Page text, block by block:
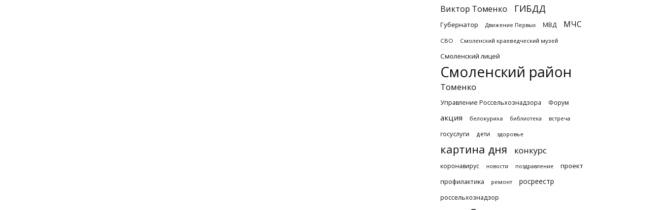
Виктор Томенко ГИБДД
Губернатор Движение Первых МВД МЧС
СВО Смоленский краеведческий музей
Смоленский лицей
Смоленский район
Томенко
Управление Россельхознадзора Форум
акция белокуриха библиотека встреча
госуслуги дети здоровье
картина дня конкурс
коронавирус новости поздравление
проект
профилактика
ремонт росреестр
россельхознадзор